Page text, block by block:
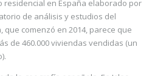
residencial en España elaborado por
de análisis y estudios del
que comenzó en 2014, parece que
de 460.000 viviendas vendidas (un